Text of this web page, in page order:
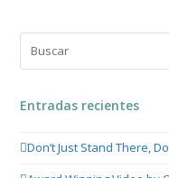
era:
$75.00.
es:
$54.99.
Entradas recientes
Don’t Just Stand There,